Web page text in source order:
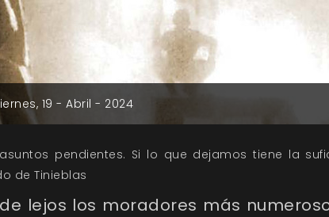
19 - Abril - 2024
pendientes. Si lo que dejamos tiene la
de Tinieblas
lejos los moradores más